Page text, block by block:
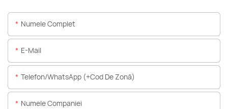
Numele Complet
E-Mail
Telefon/WhatsApp (+Cod De Zonă)
Numele Companiei